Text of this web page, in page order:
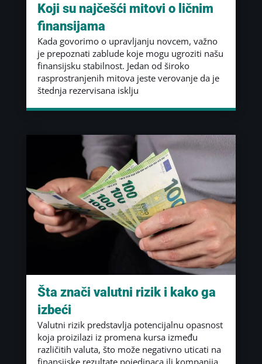
Koji su najčešći mitovi o ličnim
finansijama
Kada govorimo o upravljanju novcem, važno
je prepoznati zablude koje mogu ugroziti našu
finansijsku stabilnost. Jedan od široko
rasprostranjenih mitova jeste verovanje da je
štednja rezervisana isklju
Šta znači valutni rizik i kako ga
izbeći
Valutni rizik predstavlja potencijalnu opasnost
koja proizilazi iz promena kursa između
različitih valuta, što može negativno uticati na